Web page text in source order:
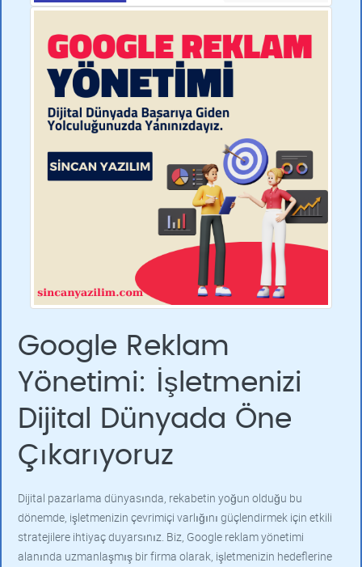
Google Reklam
Yönetimi: İşletmenizi
Dijital Dünyada Öne
Çıkarıyoruz
Dijital pazarlama dünyasında, rekabetin yoğun olduğu bu
dönemde, işletmenizin çevrimiçi varlığını güçlendirmek için etkili
stratejilere ihtiyaç duyarsınız. Biz, Google reklam yönetimi
alanında uzmanlaşmış bir firma olarak, işletmenizin hedeflerine